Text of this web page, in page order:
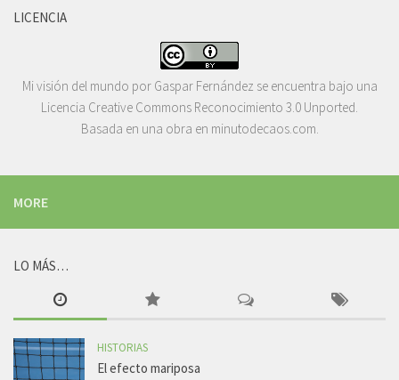
LICENCIA
Mi visión del mundo por Gaspar Fernández se encuentra bajo una
Licencia Creative Commons Reconocimiento 3.0 Unported.
Basada en una obra en minutodecaos.com.
MORE
LO MÁS…
HISTORIAS
El efecto mariposa